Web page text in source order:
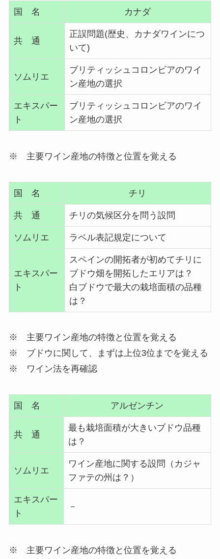
国 名 カナダ
共 通
正誤問題(歴史、カナダワインにつ
いて)
ソムリエ
ブリティッシュコロンビアのワイ
ン産地の選択
エキスパー
ト
ブリティッシュコロンビアのワイ
ン産地の選択
※ 主要ワイン産地の特徴と位置を覚える
国 名 チリ
共 通 チリの気候区分を問う設問
ソムリエ ラベル表記規定について
エキスパー
ト
スペインの開拓者が初めてチリに
ブドウ畑を開拓したエリアは？
白ブドウで最大の栽培面積の品種
は？
※ 主要ワイン産地の特徴と位置を覚える
※ ブドウに関して、まずは上位3位までを覚える
※ ワイン法を再確認
国 名 アルゼンチン
共 通
最も栽培面積が大きいブドウ品種
は？
ソムリエ
ワイン産地に関する設問（カジャ
ファテの州は？）
エキスパー
ト
－
※ 主要ワイン産地の特徴と位置を覚える